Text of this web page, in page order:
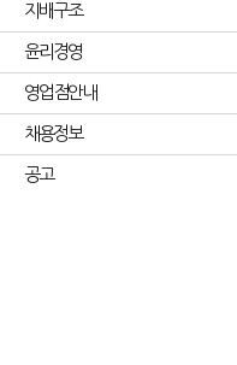
지배구조
윤리경영
영업점안내
채용정보
공고